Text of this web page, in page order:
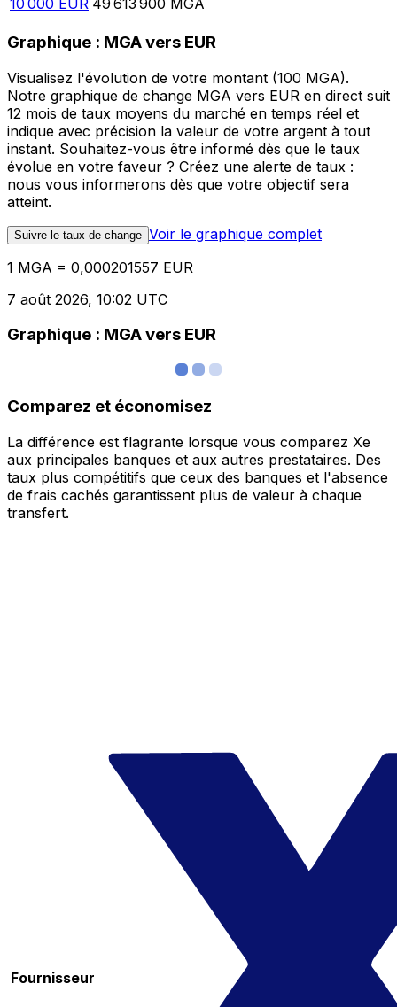
10 000 EUR 49 613 900 MGA
Graphique : MGA vers EUR
Visualisez l'évolution de votre montant (100 MGA).
Notre graphique de change MGA vers EUR en direct suit
12 mois de taux moyens du marché en temps réel et
indique avec précision la valeur de votre argent à tout
instant. Souhaitez-vous être informé dès que le taux
évolue en votre faveur ? Créez une alerte de taux :
nous vous informerons dès que votre objectif sera
atteint.
Suivre le taux de change Voir le graphique complet
1 MGA = 0,000201557 EUR
7 août 2026, 10:02 UTC
Graphique : MGA vers EUR
Comparez et économisez
La différence est flagrante lorsque vous comparez Xe
aux principales banques et aux autres prestataires. Des
taux plus compétitifs que ceux des banques et l'absence
de frais cachés garantissent plus de valeur à chaque
transfert.
Fournisseur